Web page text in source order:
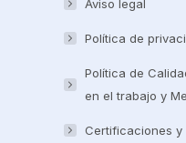
Aviso legal
Política de
Política de
en el trabajo y
Certificaciones y